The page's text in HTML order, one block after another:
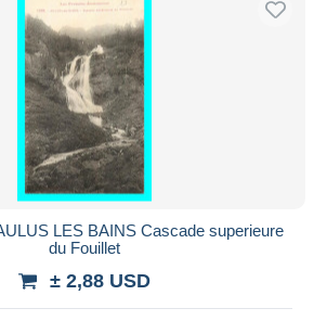
LES BAINS Cascade superieure
du Fouillet
± 2,88 USD